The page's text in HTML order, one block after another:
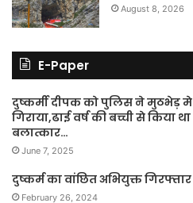
August 8, 2026
E-Paper
दुष्कर्मी दीपक को पुलिस ने मुठभेड़ मे
गिराया,ढाई वर्ष की बच्ची से किया था
बलात्कार…
June 7, 2025
दुष्कर्म का वांछित अभियुक्त गिरफ्तार
February 26, 2024